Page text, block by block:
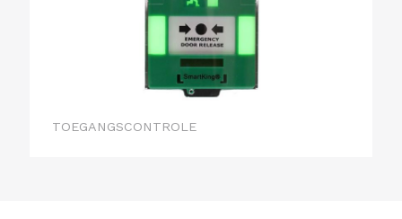
TOEGANGSCONTROLE